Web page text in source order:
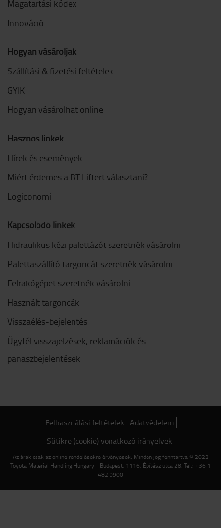
Magatartási kódex
Innováció
Hogyan vásároljak
Szállítási & fizetési feltételek
GYIK
Hogyan vásárolhat online
Hasznos linkek
Hírek és események
Miért érdemes a BT Liftert választani?
Logiconomi
Kapcsolódó linkek
Hidraulikus kézi palettázót szeretnék vásárolni
Palettaszállító targoncát szeretnék vásárolni
Felrakógépet szeretnék vásárolni
Használt targoncák
Visszaélés-bejelentés
Ügyfél visszajelzések, reklamációk és
panaszbejelentések
Felhasználási feltételek Adatvédelem
Sütikre (cookie) vonatkozó irányelvek
Az árak csak az online rendelésekre érvényesek. Minden jog fenntartva © 2022
Toyota Material Handling Hungary - Budapest, 1116, Építész utca 28. Tel.: +36 1
482 0900